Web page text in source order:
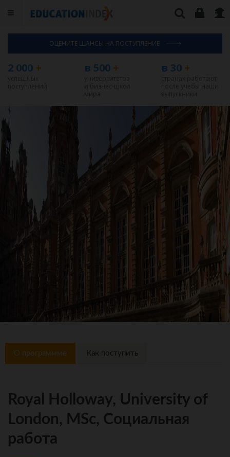
ОЦЕНИТЕ ШАНСЫ НА ПОСТУПЛЕНИЕ
2 000 + в 500 + в 30+
О программме Как поступить
Royal Holloway, University of
London, MSc, Социальная
работа